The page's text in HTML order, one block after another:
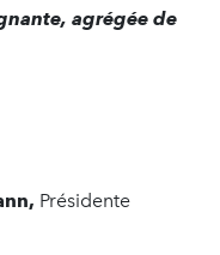
agrégée de
Présidente